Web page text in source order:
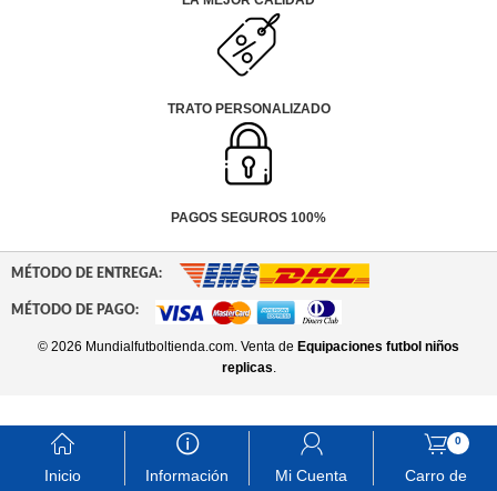
TRATO PERSONALIZADO
PAGOS SEGUROS 100%
󰃱
Inicio
󰈢
Información
󰃳
Mi Cuenta
0
󰃦
Carro de
MÉTODO DE ENTREGA:
MÉTODO DE PAGO:
© 2026 Mundialfutboltienda.com. Venta de Equipaciones futbol niños
replicas.